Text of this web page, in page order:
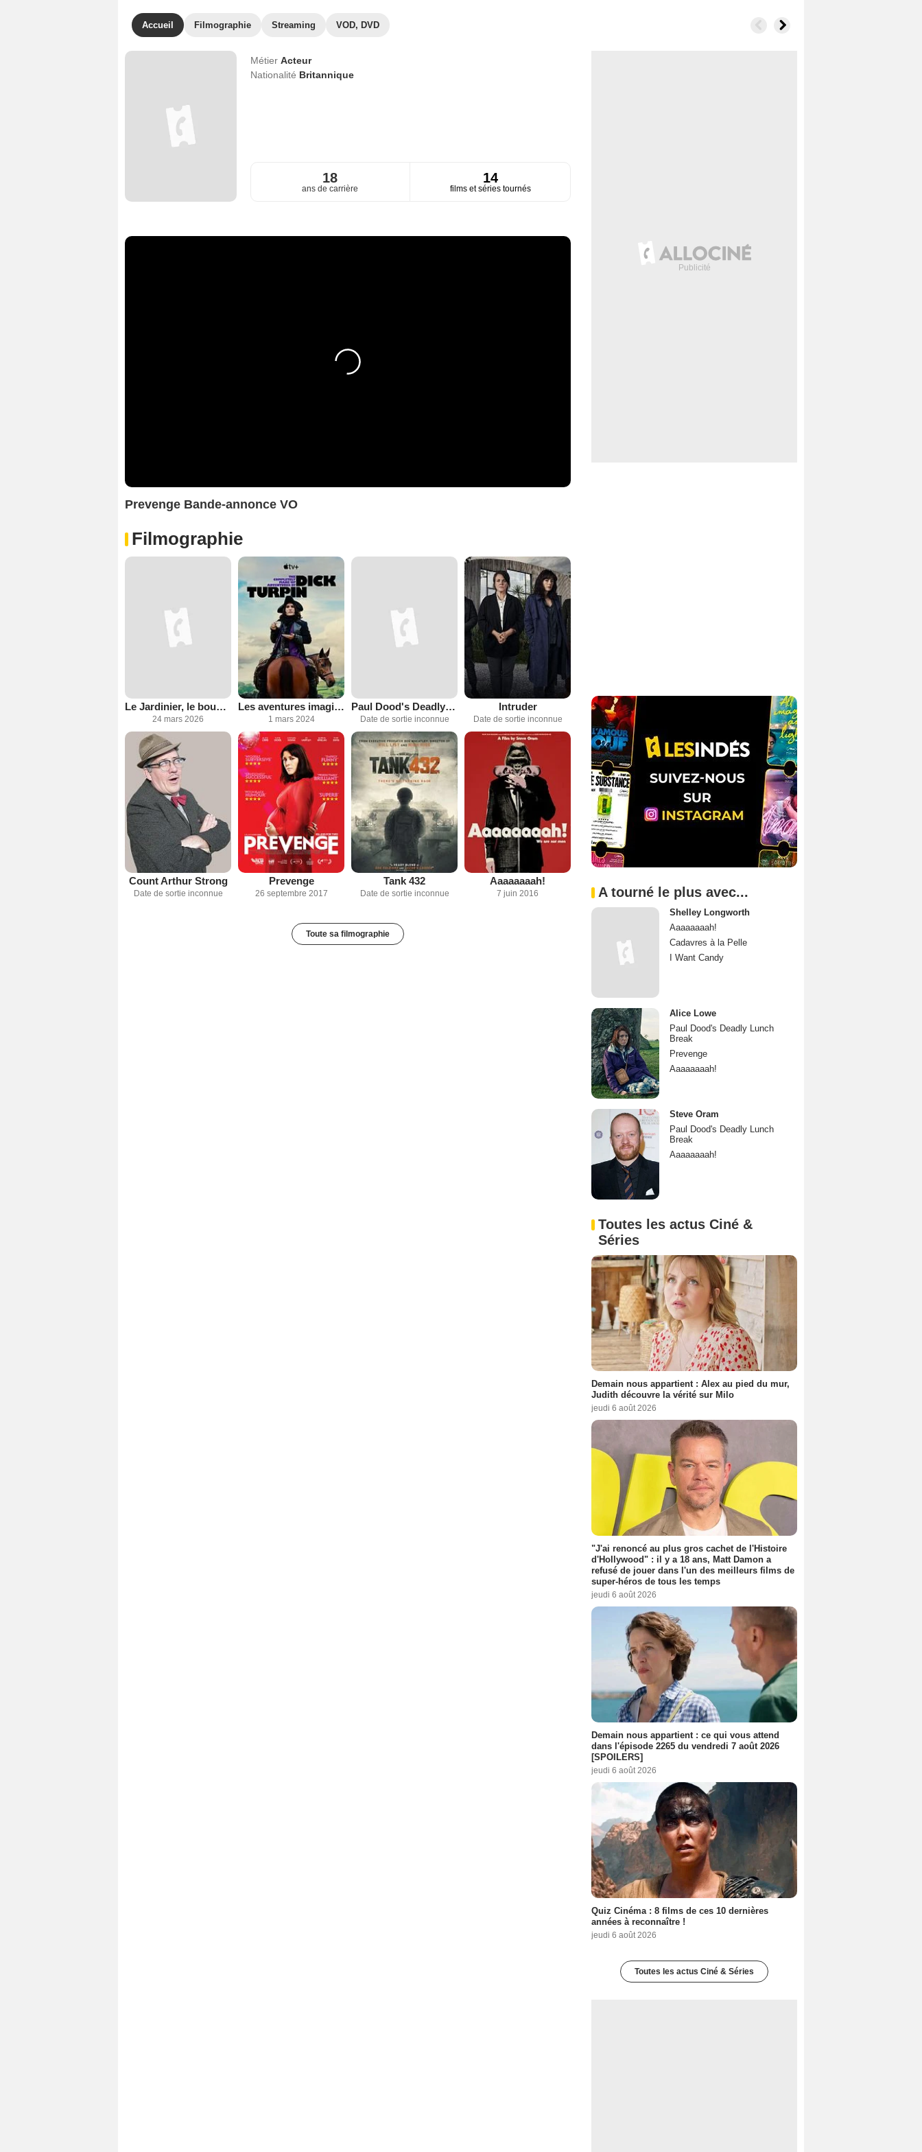
Accueil Filmographie Streaming VOD, DVD
Métier Acteur
Nationalité Britannique
18
ans de carrière
14
films et séries tournés
Prevenge Bande-annonce VO
Filmographie
Le Jardinier, le bouddhiste et l'espion
24 mars 2026
Les aventures imaginaires de Dick Turpin
1 mars 2024
Paul Dood's Deadly Lunch Break
Date de sortie inconnue
Intruder
Date de sortie inconnue
Count Arthur Strong
Date de sortie inconnue
Prevenge
26 septembre 2017
Tank 432
Date de sortie inconnue
Aaaaaaaah!
7 juin 2016
Toute sa filmographie
A tourné le plus avec...
Shelley Longworth
Aaaaaaaah!
Cadavres à la Pelle
I Want Candy
Alice Lowe
Paul Dood's Deadly Lunch
Break
Prevenge
Aaaaaaaah!
Steve Oram
Paul Dood's Deadly Lunch
Break
Aaaaaaaah!
Toutes les actus Ciné &
Séries
Demain nous appartient : Alex au pied du mur,
Judith découvre la vérité sur Milo
jeudi 6 août 2026
"J'ai renoncé au plus gros cachet de l'Histoire
d'Hollywood" : il y a 18 ans, Matt Damon a
refusé de jouer dans l'un des meilleurs films de
super-héros de tous les temps
jeudi 6 août 2026
Demain nous appartient : ce qui vous attend
dans l'épisode 2265 du vendredi 7 août 2026
[SPOILERS]
jeudi 6 août 2026
Quiz Cinéma : 8 films de ces 10 dernières
années à reconnaître !
jeudi 6 août 2026
Toutes les actus Ciné & Séries